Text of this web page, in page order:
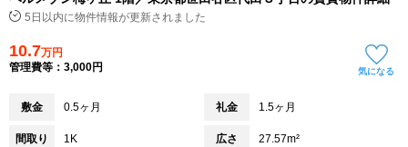
5日以内に物件情報が更新されました
10.7万円
管理費等：3,000円
気になる
敷金 0.5ヶ月 礼金 1.5ヶ月
間取り 1K 広さ 27.57m²